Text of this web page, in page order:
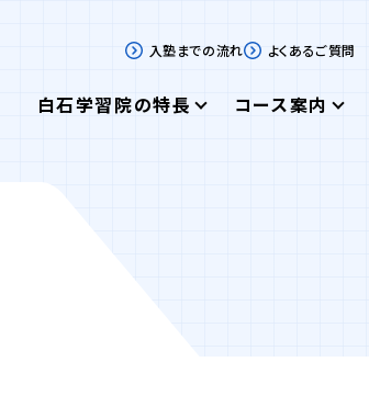
入塾までの流れ よくあるご質問
白石学習院の特長 コース案内